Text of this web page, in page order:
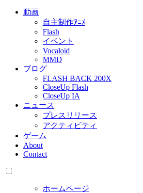
個人制作アニメを中心とした動画紹介ブ
動画
自主制作ｱﾆﾒ
Flash
イベント
Vocaloid
MMD
ブログ
FLASH BACK 200X
CloseUp Flash
CloseUp IA
ニュース
プレスリリース
アクティビティ
ゲーム
About
Contact
ホームページ